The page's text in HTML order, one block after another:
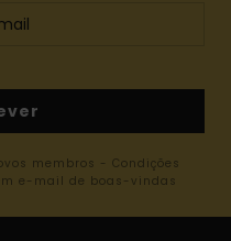
membros - Condições
e-mail de boas-vindas